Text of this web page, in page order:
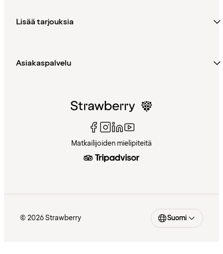
Lisää tarjouksia
Asiakaspalvelu
Matkailijoiden mielipiteitä
© 2026 Strawberry Suomi